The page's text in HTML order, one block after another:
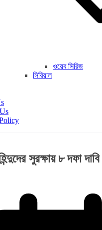
ওয়েব সিরিজ
সিরিয়াল
সুরক্ষায় ৮ দফা দাবি